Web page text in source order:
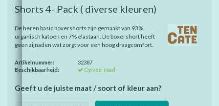
Shorts 4- Pack ( diverse kleuren)
De heren basic boxershorts zijn gemaakt van 93%
organisch katoen en 7% elastaan. De boxershort heeft
geen zijnaden wat zorgt voor een hoog draagcomfort.
Artikelnummer:
32387
Beschikbaarheid:
Op voorraad
Geeft u de juiste maat / soort of kleur aan?